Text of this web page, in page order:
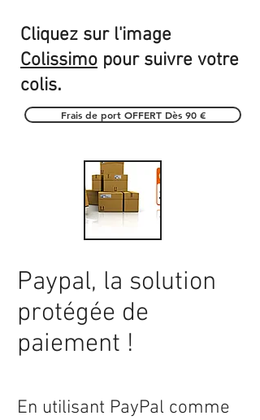
Cliquez sur l'image
Colissimo pour suivre votre
colis.
Frais de port OFFERT Dès 90 €
Paypal, la solution
protégée de
paiement !
En utilisant PayPal comme